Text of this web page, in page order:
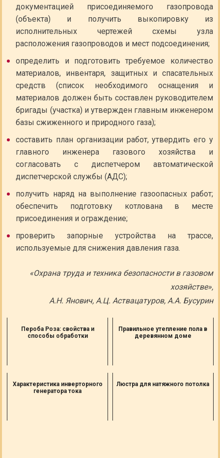
документацией присоединяемого газопровода
(объекта) и получить выкопировку из
исполнительных чертежей схемы узла
расположения газопроводов и мест подсоединения;
определить и подготовить требуемое количество
материалов, инвентаря, защитных и спасательных
средств (список необходимого оснащения и
материалов должен быть составлен руководителем
бригады (участка) и утвержден главным инженером
базы сжиженного и природного газа);
составить план организации работ, утвердить его у
главного инженера газового хозяйства и
согласовать с диспетчером автоматической
диспетчерской службы (АДС);
получить наряд на выполнение газоопасных работ;
обеспечить подготовку котлована в месте
присоединения и ограждение;
проверить запорные устройства на трассе,
используемые для снижения давления газа.
«Охрана труда и техника безопасности в газовом
хозяйстве»,
А.Н. Янович, А.Ц. Аствацатуров, А.А. Бусурин
Пероба Роза: свойства и
способы обработки
Правильное утепление пола в
деревянном доме
Характеристика инверторного
генератора тока
Люстра для натяжного потолка